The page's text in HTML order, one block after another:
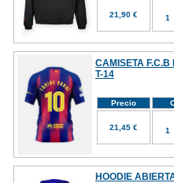
21,90 €
CAMISETA
T-14
Precio
21,45 €
HOODIE